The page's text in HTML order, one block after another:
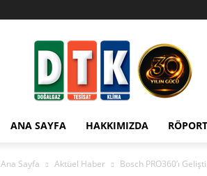
ANA SAYFA HAKKIMIZDA
Ana Sayfa Aktüel Haber Bosch PRO360’ı